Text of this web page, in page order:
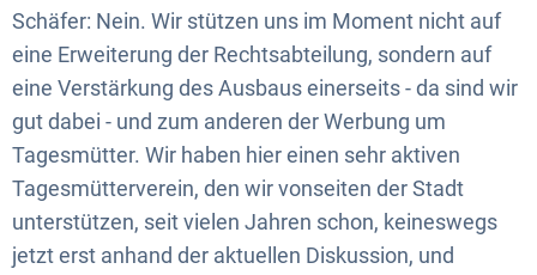
Schäfer: Nein. Wir stützen uns im Moment nicht auf
eine Erweiterung der Rechtsabteilung, sondern auf
eine Verstärkung des Ausbaus einerseits - da sind wir
gut dabei - und zum anderen der Werbung um
Tagesmütter. Wir haben hier einen sehr aktiven
Tagesmütterverein, den wir vonseiten der Stadt
unterstützen, seit vielen Jahren schon, keineswegs
jetzt erst anhand der aktuellen Diskussion, und